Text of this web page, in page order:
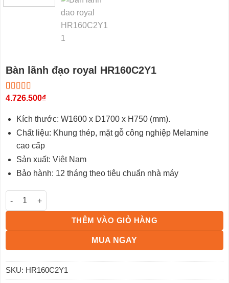
Bàn lãnh đạo royal HR160C2Y1
5.00trên 5
3
đánh giá
4.726.500₫
Kích thước: W1600 x D1700 x H750 (mm).
Chất liệu: Khung thép, mặt gỗ công nghiệp Melamine
cao cấp
Sản xuất: Việt Nam
Bảo hành: 12 tháng theo tiêu chuẩn nhà máy
Bàn lãnh đạo royal HR160C2Y1 số lượng
THÊM VÀO GIỎ HÀNG
MUA NGAY
SKU: HR160C2Y1